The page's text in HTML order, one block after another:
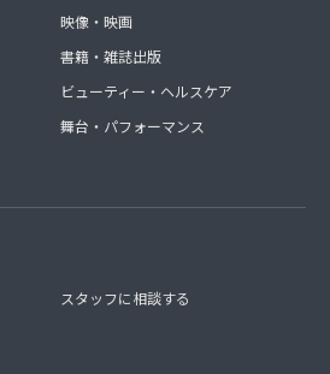
映像・映画
書籍・雑誌出版
ビューティー・ヘルスケア
舞台・パフォーマンス
スタッフに相談する